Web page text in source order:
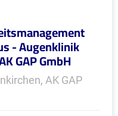
- Augenklinik
GAP GmbH
AK GAP